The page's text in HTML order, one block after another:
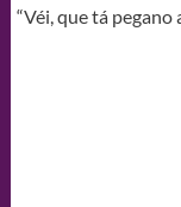
“Véi, que tá